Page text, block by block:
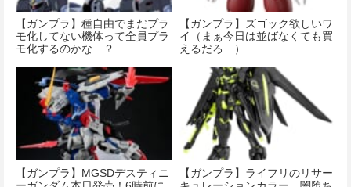
【ガンプラ】種自由でまだプラ
モ化してない機体って全員プラ
モ化するのかな…？
【ガンプラ】ズゴック欲しいワ
イ（まぁ今日は並ばなくても買
えるだろ…）
【ガンプラ】MGSDデスティニ
【ガンプラ】ライフリのリサー